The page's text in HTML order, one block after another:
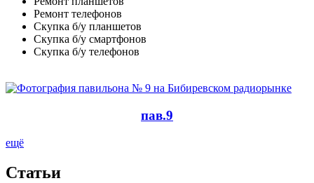
Ремонт телефонов
Скупка б/у планшетов
Скупка б/у смартфонов
Скупка б/у телефонов
пав.9
ещё
Cтатьи